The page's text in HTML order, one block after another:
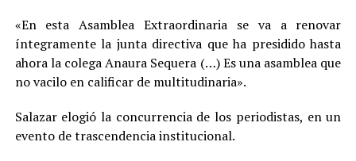
«En esta Asamblea Extraordinaria se va a renovar
íntegramente la junta directiva que ha presidido hasta
ahora la colega Anaura Sequera (…) Es una asamblea que
no vacilo en calificar de multitudinaria».
Salazar elogió la concurrencia de los periodistas, en un
evento de trascendencia institucional.